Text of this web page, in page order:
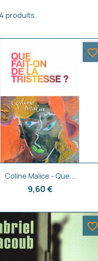
produits.
Aperçu rapide
Coline Malice - Que...
9,60 €
favorite_border
favorite_border